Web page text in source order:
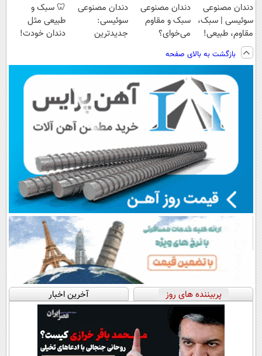
دندان مصنوعی
سوئیسی | سبک،
مقاوم، طبیعی!
ویزیت
رایگان+پرداخت
اقساطی😍
دندان مصنوعی
سبک و مقاوم
می‌خوای؟
هم داریم!😍 |
📍تهران
دندان مصنوعی
سوئیسی:
جدیدترین
پرداخت قسطی
🦷 سبک و
طبیعی مثل
دندان خودت!
💳 📍 تهران
بازگشت به بالای صفحه
پربیننده های روز آخرین اخبار